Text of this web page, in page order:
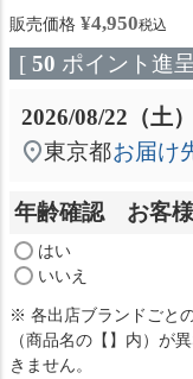
販売価格 ¥4,950税込
[ 50 ポイント進
2026/08/22（土）
東京都お届け
年齢確認 お客様
はい
いいえ
※ 各出店ブランドごと
（商品名の【】内）が
きません。